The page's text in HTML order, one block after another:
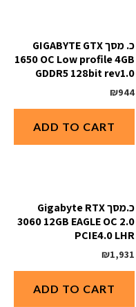
כ. מסך GIGABYTE GTX
1650 OC Low profile 4GB
GDDR5 128bit rev1.0
₪944
ADD TO CART
כ.מסך Gigabyte RTX
3060 12GB EAGLE OC 2.0
PCIE4.0 LHR
₪1,931
ADD TO CART